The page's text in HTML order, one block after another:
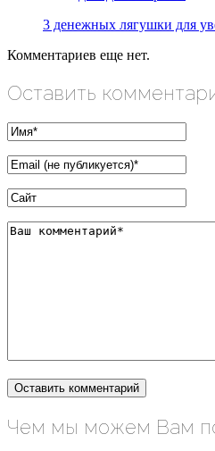
3 денежных лягушки для
Комментариев еще нет.
Оставить
Чем мы можем Вам